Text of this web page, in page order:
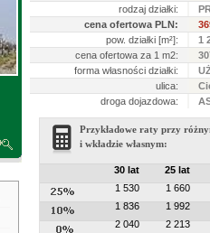
rodzaj działki:
cena ofertowa PLN:
pow. działki [m²]:
1
cena ofertowa za 1 m2:
forma własności działki:
ulica:
droga dojazdowa:
Przykładowe raty przy
i wkładzie własnym:
30 lat
25 lat
1 530
1 660
1 836
1 992
2 040
2 213